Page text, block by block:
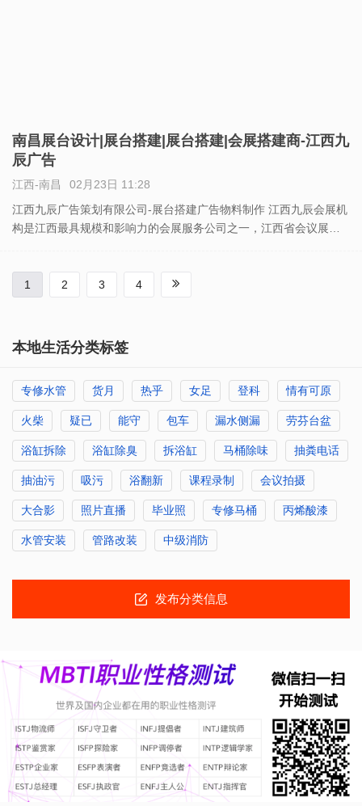
南昌展台设计|展台搭建|展台搭建|会展搭建商-江西九
辰广告
江西-南昌
02月23日 11:28
江西九辰广告策划有限公司-展台搭建广告物料制作 江西九辰会展机
构是江西最具规模和影响力的会展服务公司之一，江西省会议展览
1
2 3 4
本地生活分类标签
专修水管 货月 热乎 女足 登科 情有可原
火柴 疑已 能守 包车 漏水侧漏 劳芬台盆
浴缸拆除 浴缸除臭 拆浴缸 马桶除味 抽粪电话
抽油污 吸污 浴翻新 课程录制 会议拍摄
大合影 照片直播 毕业照 专修马桶 丙烯酸漆
水管安装 管路改装 中级消防
发布分类信息